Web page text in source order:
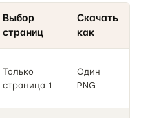
Выбор
страниц
Скачать
как
Только
страница 1
Один
PNG